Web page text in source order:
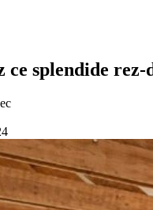
ce splendide rez-